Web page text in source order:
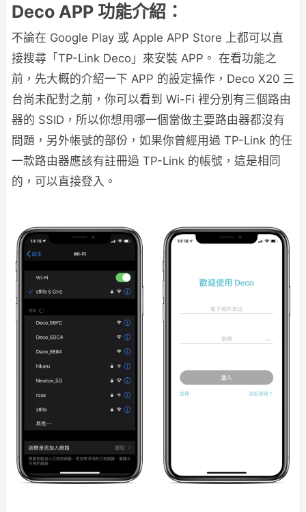
Deco APP 功能介紹：
不論在 Google Play 或 Apple APP Store 上都可以直
接搜尋「TP-Link Deco」來安裝 APP。 在看功能之
前，先大概的介紹一下 APP 的設定操作，Deco X20 三
台尚未配對之前，你可以看到 Wi-Fi 裡分別有三個路由
器的 SSID，所以你想用哪一個當做主要路由器都沒有
問題，另外帳號的部份，如果你曾經用過 TP-Link 的任
一款路由器應該有註冊過 TP-Link 的帳號，這是相同
的，可以直接登入。